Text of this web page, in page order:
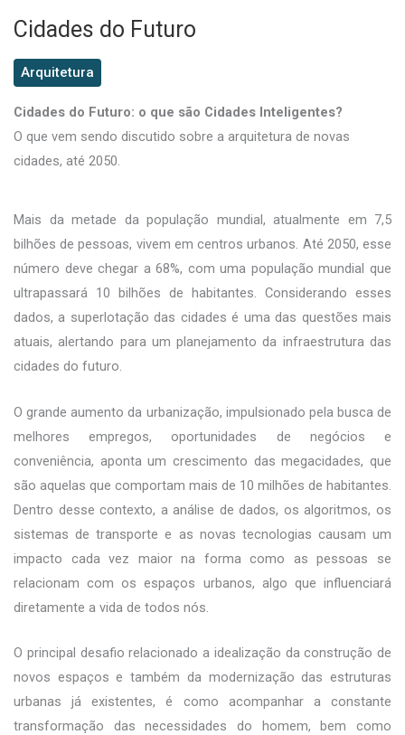
Cidades do Futuro
Arquitetura
Cidades do Futuro: o que são Cidades Inteligentes?
O que vem sendo discutido sobre a arquitetura de novas
cidades, até 2050.
Mais da metade da população mundial, atualmente em 7,5
bilhões de pessoas, vivem em centros urbanos. Até 2050, esse
número deve chegar a 68%, com uma população mundial que
ultrapassará 10 bilhões de habitantes. Considerando esses
dados, a superlotação das cidades é uma das questões mais
atuais, alertando para um planejamento da infraestrutura das
cidades do futuro.
O grande aumento da urbanização, impulsionado pela busca de
melhores empregos, oportunidades de negócios e
conveniência, aponta um crescimento das megacidades, que
são aquelas que comportam mais de 10 milhões de habitantes.
Dentro desse contexto, a análise de dados, os algoritmos, os
sistemas de transporte e as novas tecnologias causam um
impacto cada vez maior na forma como as pessoas se
relacionam com os espaços urbanos, algo que influenciará
diretamente a vida de todos nós.
O principal desafio relacionado a idealização da construção de
novos espaços e também da modernização das estruturas
urbanas já existentes, é como acompanhar a constante
transformação das necessidades do homem, bem como